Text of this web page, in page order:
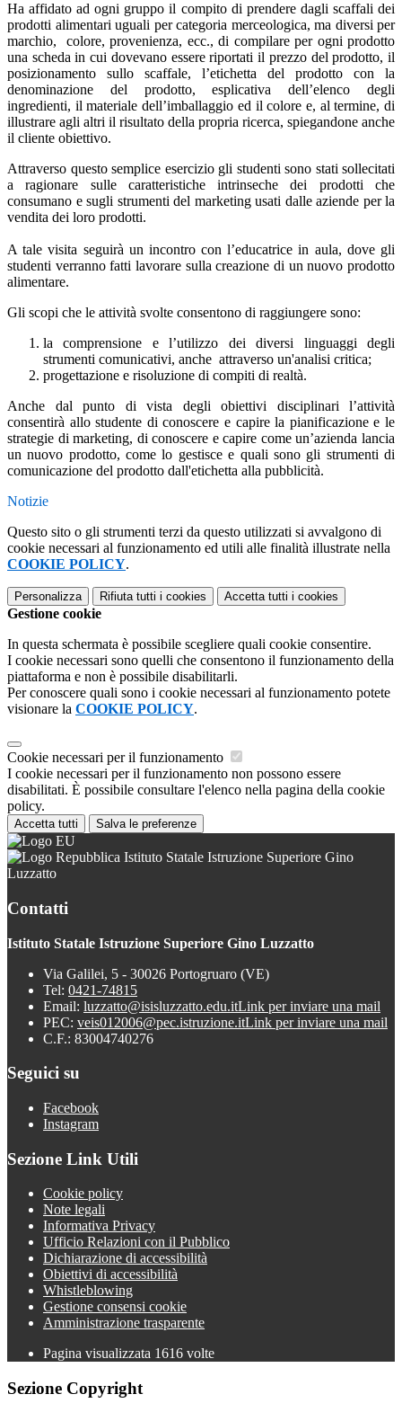
Ha affidato ad ogni gruppo il compito di prendere dagli scaffali dei
prodotti alimentari uguali per categoria merceologica, ma diversi per
marchio, colore, provenienza, ecc., di compilare per ogni prodotto
una scheda in cui dovevano essere riportati il prezzo del prodotto, il
posizionamento sullo scaffale, l’etichetta del prodotto con la
denominazione del prodotto, esplicativa dell’elenco degli
ingredienti, il materiale dell’imballaggio ed il colore e, al termine, di
illustrare agli altri il risultato della propria ricerca, spiegandone anche
il cliente obiettivo.
Attraverso questo semplice esercizio gli studenti sono stati sollecitati
a ragionare sulle caratteristiche intrinseche dei prodotti che
consumano e sugli strumenti del marketing usati dalle aziende per la
vendita dei loro prodotti.
A tale visita seguirà un incontro con l’educatrice in aula, dove gli
studenti verranno fatti lavorare sulla creazione di un nuovo prodotto
alimentare.
Gli scopi che le attività svolte consentono di raggiungere sono:
la comprensione e l’utilizzo dei diversi linguaggi degli
strumenti comunicativi, anche attraverso un'analisi critica;
progettazione e risoluzione di compiti di realtà.
Anche dal punto di vista degli obiettivi disciplinari l’attività
consentirà allo studente di conoscere e capire la pianificazione e le
strategie di marketing, di conoscere e capire come un’azienda lancia
un nuovo prodotto, come lo gestisce e quali sono gli strumenti di
comunicazione del prodotto dall'etichetta alla pubblicità.
Notizie
Questo sito o gli strumenti terzi da questo utilizzati si avvalgono di
cookie necessari al funzionamento ed utili alle finalità illustrate nella
COOKIE POLICY.
Personalizza Rifiuta tutti i cookies Accetta tutti i cookies
Gestione cookie
In questa schermata è possibile scegliere quali cookie consentire.
I cookie necessari sono quelli che consentono il funzionamento della
piattaforma e non è possibile disabilitarli.
Per conoscere quali sono i cookie necessari al funzionamento potete
visionare la COOKIE POLICY.
Cookie necessari per il funzionamento
I cookie necessari per il funzionamento non possono essere
disabilitati. È possibile consultare l'elenco nella pagina della cookie
policy.
Accetta tutti Salva le preferenze
Istituto Statale Istruzione Superiore Gino
Luzzatto
Contatti
Istituto Statale Istruzione Superiore Gino Luzzatto
Via Galilei, 5 - 30026 Portogruaro (VE)
Tel: 0421-74815
Email: luzzatto@isisluzzatto.edu.itLink per inviare una mail
PEC: veis012006@pec.istruzione.itLink per inviare una mail
C.F.: 83004740276
Seguici su
Facebook
Instagram
Sezione Link Utili
Cookie policy
Note legali
Informativa Privacy
Ufficio Relazioni con il Pubblico
Dichiarazione di accessibilità
Obiettivi di accessibilità
Whistleblowing
Gestione consensi cookie
Amministrazione trasparente
Pagina visualizzata 1616 volte
Sezione Copyright